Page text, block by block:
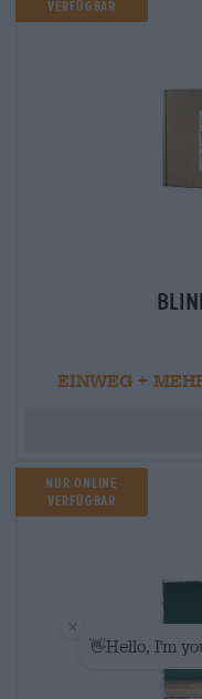
verfügbar
EINWEG +
Nur Online
verfügbar